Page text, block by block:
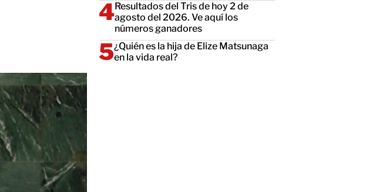
Resultados del Tris de hoy 2 de
agosto del 2026. Ve aquí los
números ganadores
¿Quién es la hija de Elize Matsunaga
en la vida real?